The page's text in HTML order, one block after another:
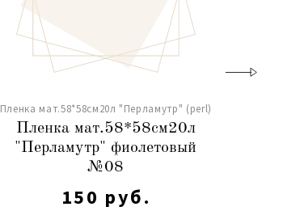
Пленка мат.58*58см20л "Перламутр" (perl)
Пленка мат.58*58см20л
"Перламутр" фиолетовый
№08
150 руб.